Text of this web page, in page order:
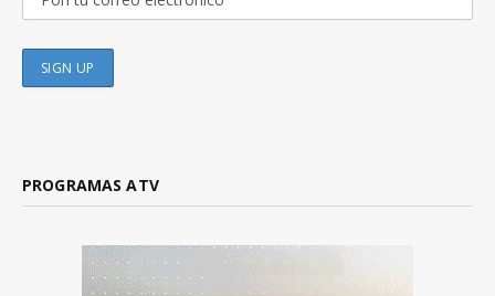
PROGRAMAS ATV